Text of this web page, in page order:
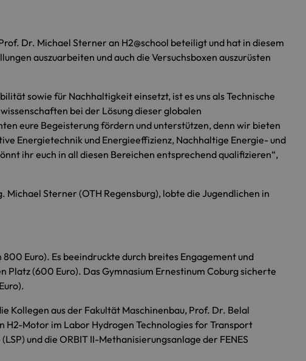
Dr. Michael Sterner an H2@school beteiligt und hat in diesem
auszuarbeiten und auch die Versuchsboxen auszurüsten
sowie für Nachhaltigkeit einsetzt, ist es uns als Technische
bei der Lösung dieser globalen
eure Begeisterung fördern und unterstützen, denn wir bieten
Energietechnik und Energieeffizienz, Nachhaltige Energie- und
ihr euch in all diesen Bereichen entsprechend qualifizieren“,
Michael Sterner (OTH Regensburg), lobte die Jugendlichen in
Euro). Es beeindruckte durch breites Engagement und
(600 Euro). Das Gymnasium Ernestinum Coburg sicherte
Kollegen aus der Fakultät Maschinenbau, Prof. Dr. Belal
H2-Motor im Labor Hydrogen Technologies for Transport
und die ORBIT II-Methanisierungsanlage der FENES